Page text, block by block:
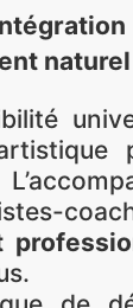
naturel